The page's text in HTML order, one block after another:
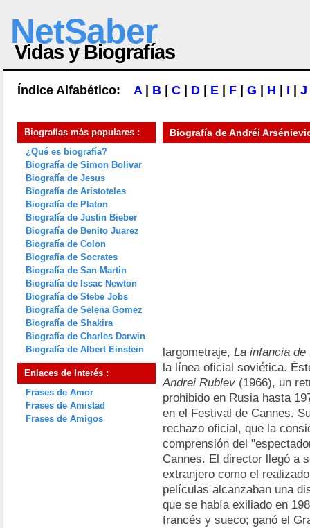
NetSaber
Vidas y Biografías
Índice Alfabético: A| B C D E F G H I J
Biografías más populares :
¿Qué es biografía?
Biografía de Simon Bolivar
Biografía de Jesus
Biografía de Aristoteles
Biografía de Platon
Biografía de Justin Bieber
Biografía de Benito Juarez
Biografía de Colon
Biografía de Socrates
Biografía de San Martin
Biografía de Issac Newton
Biografía de Stebe Jobs
Biografía de Selena Gomez
Biografía de Shakira
Biografía de Charles Darwin
Biografía de Albert Einstein
Enlaces de Interés :
Frases de Amor
Frases de Amistad
Frases de Amigos
Biografía deAndréi
largometraje, La infancia de
la línea oficial soviética.
Andrei Rublev (1966), un
prohibido en Rusia hasta
en el Festival de Cannes.
rechazo oficial, que la
comprensión del
Cannes. El director llegó a
extranjero como el
películas alcanzaban una
que se había exiliado en
francés y sueco; ganó el